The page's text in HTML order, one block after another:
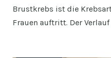
Brustkrebs ist die
Frauen auftritt. Der